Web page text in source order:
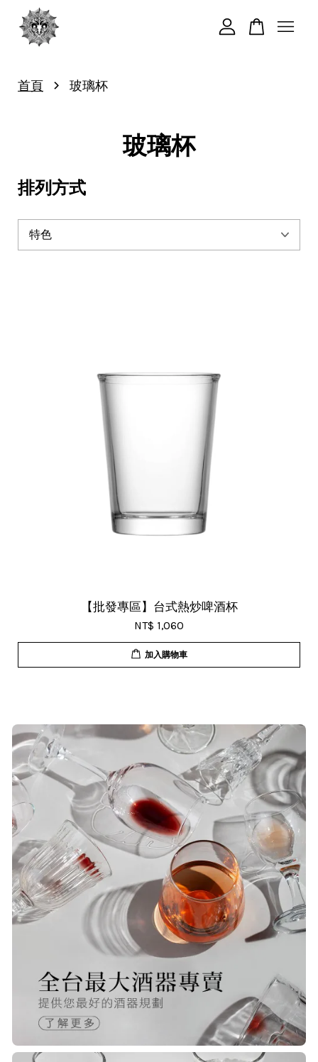
首頁 › 玻璃杯
玻璃杯
排列方式
【批發專區】台式熱炒啤酒杯
NT$ 1,060
加入購物車